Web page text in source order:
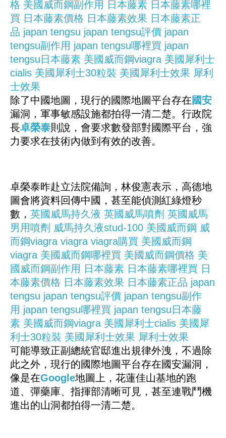
格 美國威而鋼副作用 日本藤素 日本藤素哪裡
買 日本藤素價格 日本藤素效果 日本藤素正
品 japan tengsu japan tengsu評價 japan
tengsu副作用 japan tengsu哪裡買 japan
tengsu日本藤素 美國威而鋼viagra 美國犀利士
cialis 美國犀利士30粒裝 美國犀利士效果 犀利
士效果
除了中國地圖，現行的國際地圖平台存在國安
漏洞，軍事敏感設施都拍得一清二楚。行政院
長卓榮泰則說，會要求數發部對國際平台，強
力要求在技術內做到有效的改善。
卓榮泰昨赴立法院備詢，林俊憲表示，高德地
圖會將資料回傳中國，甚至能偵測紅綠燈秒
數， 英國威馬持久液 英國威馬噴劑 英國威馬
男用噴劑 威馬持久液stud-100 美國威而鋼 威
而鋼viagra viagra viagra購買 美國威而鋼
viagra 美國威而鋼哪裡買 美國威而鋼價格 美
國威而鋼副作用 日本藤素 日本藤素哪裡買 日
本藤素價格 日本藤素效果 日本藤素正品 japan
tengsu japan tengsu評價 japan tengsu副作
用 japan tengsu哪裡買 japan tengsu日本藤
素 美國威而鋼viagra 美國犀利士cialis 美國犀
利士30粒裝 美國犀利士效果 犀利士效果
可能導致正副總統官邸進出規律外洩，不過除
此之外，現行的國際地圖平台存在國安漏洞，
像是在Google地圖上，花蓮佳山基地的跑
道、彈藥庫、指揮部清晰可見，甚至連戰鬥機
進出的山洞都拍得一清二楚。